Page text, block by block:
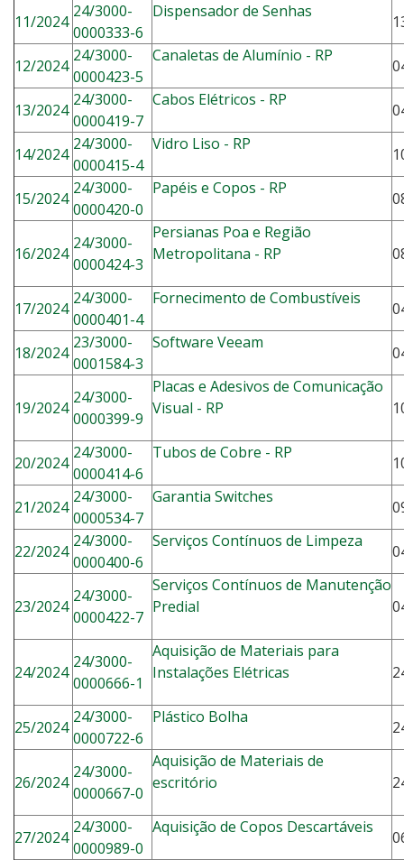
11/2024
24/3000-
0000333-6
Dispensador de Senhas
12/2024
24/3000-
0000423-5
Canaletas de Alumínio - RP
13/2024
24/3000-
0000419-7
Cabos Elétricos - RP
14/2024
24/3000-
0000415-4
Vidro Liso - RP
15/2024
24/3000-
0000420-0
Papéis e Copos - RP
16/2024
24/3000-
0000424-3
Persianas Poa e Região
Metropolitana - RP
17/2024
24/3000-
0000401-4
Fornecimento de Combustíveis
18/2024
23/3000-
0001584-3
Software Veeam
19/2024
24/3000-
0000399-9
Placas e Adesivos de Comunicação
Visual - RP
20/2024
24/3000-
0000414-6
Tubos de Cobre - RP
21/2024
24/3000-
0000534-7
Garantia Switches
22/2024
24/3000-
0000400-6
Serviços Contínuos de Limpeza
23/2024
24/3000-
0000422-7
Serviços Contínuos de Manutenção
Predial
24/2024
24/3000-
0000666-1
Aquisição de Materiais para
Instalações Elétricas
25/2024
24/3000-
0000722-6
Plástico Bolha
26/2024
24/3000-
0000667-0
Aquisição de Materiais de
escritório
27/2024
24/3000-
0000989-0
Aquisição de Copos Descartáveis